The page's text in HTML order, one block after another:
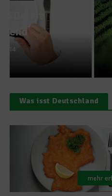
Cognac –
edle
Was isst Deutschland